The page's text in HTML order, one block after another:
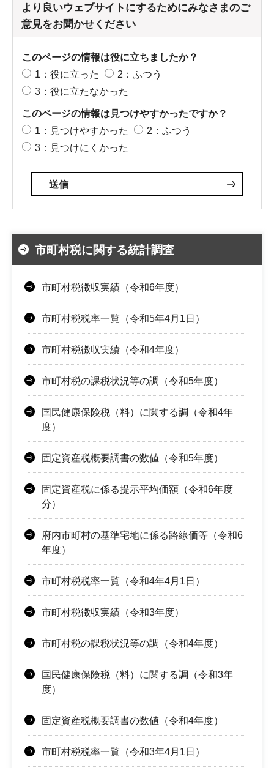
より良いウェブサイトにするためにみなさまのご
意見をお聞かせください
このページの情報は役に立ちましたか？
1：役に立った
2：ふつう
3：役に立たなかった
このページの情報は見つけやすかったですか？
1：見つけやすかった
2：ふつう
3：見つけにくかった
市町村税に関する統計調査
市町村税徴収実績（令和6年度）
市町村税税率一覧（令和5年4月1日）
市町村税徴収実績（令和4年度）
市町村税の課税状況等の調（令和5年度）
国民健康保険税（料）に関する調（令和4年
度）
固定資産税概要調書の数値（令和5年度）
固定資産税に係る提示平均価額（令和6年度
分）
府内市町村の基準宅地に係る路線価等（令和6
年度）
市町村税税率一覧（令和4年4月1日）
市町村税徴収実績（令和3年度）
市町村税の課税状況等の調（令和4年度）
国民健康保険税（料）に関する調（令和3年
度）
固定資産税概要調書の数値（令和4年度）
市町村税税率一覧（令和3年4月1日）